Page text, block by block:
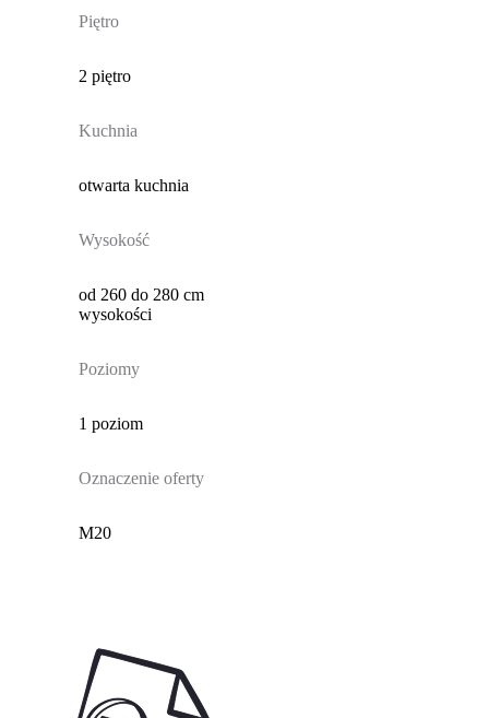
Piętro
2 piętro
Kuchnia
otwarta kuchnia
Wysokość
od 260 do 280 cm
wysokości
Poziomy
1 poziom
Oznaczenie oferty
M20